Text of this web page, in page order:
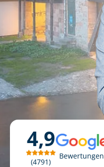
4,9
4791
Bewertungen